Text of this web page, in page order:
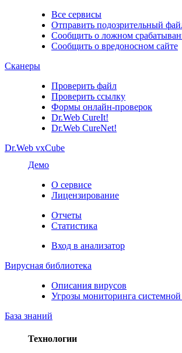
Все сервисы
Отправить подозрительный
Сообщить о ложном
Сообщить о вредоносном сайте
Сканеры
Проверить файл
Проверить ссылку
Формы онлайн-проверок
Dr.Web CureIt!
Dr.Web CureNet!
Dr.Web vxCube
Демо
О сервисе
Лицензирование
Отчеты
Статистика
Вход в анализатор
Вирусная библиотека
Описания вирусов
Угрозы мониторинга системной
База знаний
Технологии